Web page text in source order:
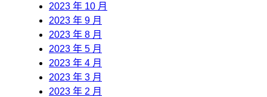
2023 年 10 月
2023 年 9 月
2023 年 8 月
2023 年 5 月
2023 年 4 月
2023 年 3 月
2023 年 2 月